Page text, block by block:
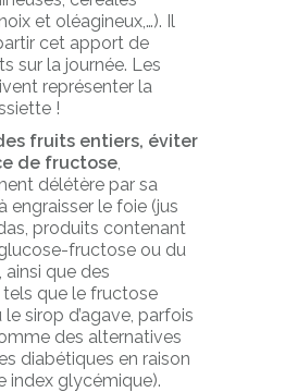
et oléagineux,…). Il
cet apport de
sur la journée. Les
représenter la
!
fruits entiers, éviter
de fructose,
délétère par sa
engraisser le foie (jus
produits contenant
fructose ou du
ainsi que des
que le fructose
sirop d’agave, parfois
des alternatives
diabétiques en raison
index glycémique).